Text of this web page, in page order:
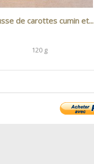
de carottes cumin et...
120 g